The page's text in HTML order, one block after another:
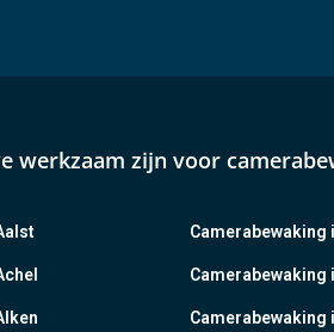
werkzaam zijn voor
Camerabewaking
Camerabewaking
Camerabewaking